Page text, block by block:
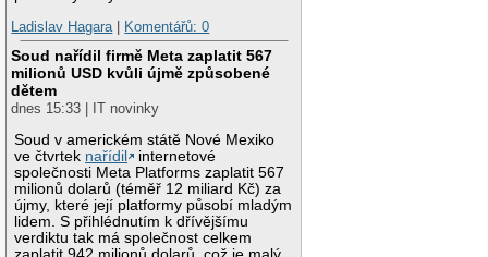
Ladislav Hagara| Komentářů: 0
Soud nařídil firmě Meta zaplatit 567
milionů USD kvůli újmě způsobené
dětem
dnes 15:33 | IT novinky
Soud v americkém státě Nové Mexiko
ve čtvrtek nařídil
internetové
společnosti Meta Platforms zaplatit 567
milionů dolarů (téměř 12 miliard Kč) za
újmy, které její platformy působí mladým
lidem. S přihlédnutím k dřívějšímu
verdiktu tak má společnost celkem